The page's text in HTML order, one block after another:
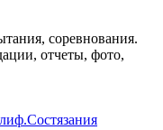
соревнования.
отчеты, фото,